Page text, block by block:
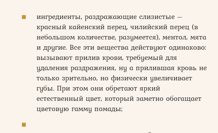
ингредиенты, раздражающие слизистые –
красный кайенский перец, чилийский перец (в
небольшом количестве, разумеется), ментол, мята
и другие. Все эти вещества действуют одинаково:
вызывают прилив крови, требуемый для
удаления раздражения, ну а прилившая кровь не
только зрительно, но физически увеличивает
губы. При этом они обретают яркий
естественный цвет, который заметно обогащает
цветовую гамму помады;